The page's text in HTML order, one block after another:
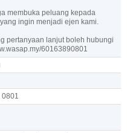
membuka peluang kepada
ingin menjadi ejen kami.
pertanyaan lanjut boleh hubungi
60163890801
0801